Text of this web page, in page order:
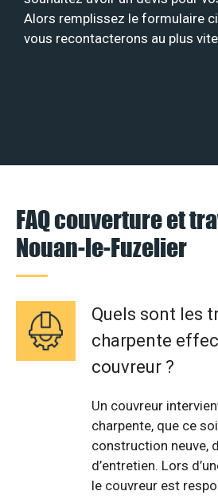
Alors remplissez le formulaire
vous recontacterons au plus
FAQ couverture et
Nouan-le-Fuzelier
Quels sont les
charpente
couvreur ?
Un couvreur
charpente, que ce
construction neuve,
d’entretien. Lors
le couvreur est